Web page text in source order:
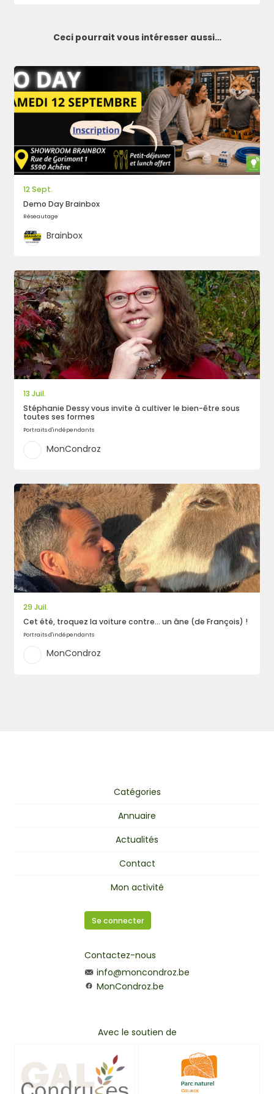
Ceci pourrait vous intéresser aussi…
12 Sept.
Demo Day Brainbox
Réseautage
Brainbox
13 Juil.
Stéphanie Dessy vous invite à cultiver le bien-être sous
toutes ses formes
Portraits d'indépendants
MonCondroz
29 Juil.
Cet été, troquez la voiture contre… un âne (de François) !
Portraits d'indépendants
MonCondroz
Catégories
Annuaire
Actualités
Contact
Mon activité
Se connecter
Contactez-nous
info@moncondroz.be
MonCondroz.be
Avec le soutien de